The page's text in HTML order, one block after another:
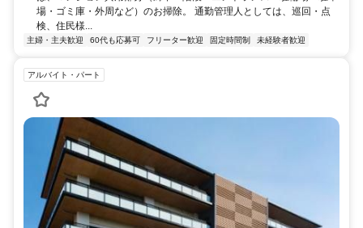
場・ゴミ庫・外周など）のお掃除。 通勤管理人としては、巡回・点
検、住民様...
主婦・主夫歓迎 60代も応募可 フリーター歓迎 固定時間制 未経験者歓迎
アルバイト・パート